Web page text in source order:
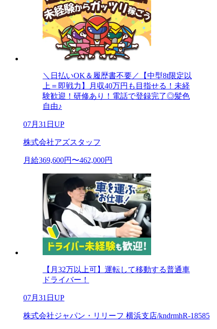
＼日払いOK＆履歴書不要／【中型8t限定以
上＝即戦力】月収40万円も目指せる！未経
験歓迎！研修あり！電話で登録完了◎髪色
自由♪
07月31日UP
株式会社アズスタッフ
月給369,600円〜462,000円
【月32万以上可】運転して移動する普通車
ドライバー！
07月31日UP
株式会社ジャパン・リリーフ 横浜支店/kndrmhR-18585